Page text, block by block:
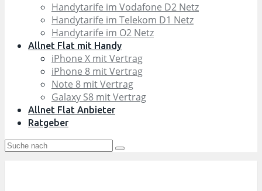
Handytarife im Vodafone D2 Netz
Handytarife im Telekom D1 Netz
Handytarife im O2 Netz
Allnet Flat mit Handy
iPhone X mit Vertrag
iPhone 8 mit Vertrag
Note 8 mit Vertrag
Galaxy S8 mit Vertrag
Allnet Flat Anbieter
Ratgeber